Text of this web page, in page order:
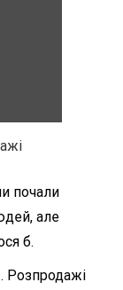
почали
але
б.
Розпродажі